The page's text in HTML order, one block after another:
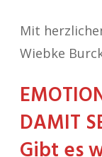
Mit
Wiebke
DAMIT